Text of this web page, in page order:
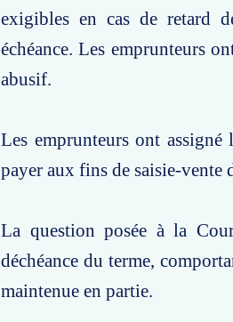
exigibles en cas de retard
échéance. Les emprunteurs
abusif.
Les emprunteurs ont assigné
payer aux fins de saisie-vente
La question posée à la
déchéance du terme,
maintenue en partie.